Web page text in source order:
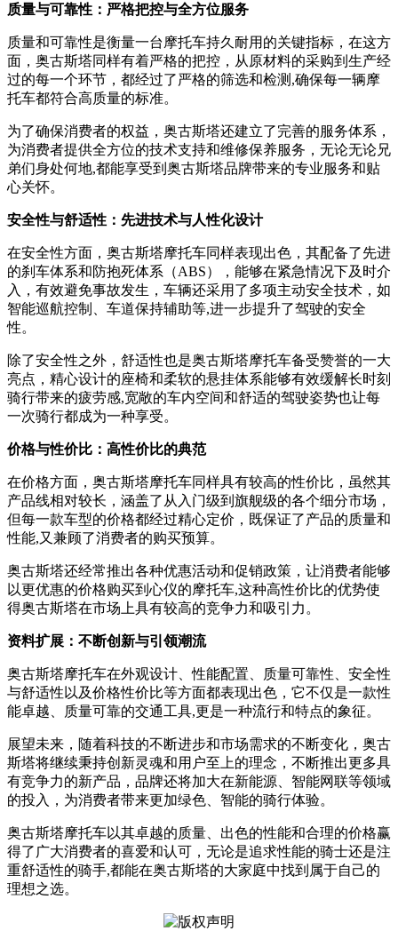
质量与可靠性：严格把控与全方位服务
质量和可靠性是衡量一台摩托车持久耐用的关键指标，在这方
面，奥古斯塔同样有着严格的把控，从原材料的采购到生产经
过的每一个环节，都经过了严格的筛选和检测,确保每一辆摩
托车都符合高质量的标准。
为了确保消费者的权益，奥古斯塔还建立了完善的服务体系，
为消费者提供全方位的技术支持和维修保养服务，无论无论兄
弟们身处何地,都能享受到奥古斯塔品牌带来的专业服务和贴
心关怀。
安全性与舒适性：先进技术与人性化设计
在安全性方面，奥古斯塔摩托车同样表现出色，其配备了先进
的刹车体系和防抱死体系（ABS），能够在紧急情况下及时介
入，有效避免事故发生，车辆还采用了多项主动安全技术，如
智能巡航控制、车道保持辅助等,进一步提升了驾驶的安全
性。
除了安全性之外，舒适性也是奥古斯塔摩托车备受赞誉的一大
亮点，精心设计的座椅和柔软的悬挂体系能够有效缓解长时刻
骑行带来的疲劳感,宽敞的车内空间和舒适的驾驶姿势也让每
一次骑行都成为一种享受。
价格与性价比：高性价比的典范
在价格方面，奥古斯塔摩托车同样具有较高的性价比，虽然其
产品线相对较长，涵盖了从入门级到旗舰级的各个细分市场，
但每一款车型的价格都经过精心定价，既保证了产品的质量和
性能,又兼顾了消费者的购买预算。
奥古斯塔还经常推出各种优惠活动和促销政策，让消费者能够
以更优惠的价格购买到心仪的摩托车,这种高性价比的优势使
得奥古斯塔在市场上具有较高的竞争力和吸引力。
资料扩展：不断创新与引领潮流
奥古斯塔摩托车在外观设计、性能配置、质量可靠性、安全性
与舒适性以及价格性价比等方面都表现出色，它不仅是一款性
能卓越、质量可靠的交通工具,更是一种流行和特点的象征。
展望未来，随着科技的不断进步和市场需求的不断变化，奥古
斯塔将继续秉持创新灵魂和用户至上的理念，不断推出更多具
有竞争力的新产品，品牌还将加大在新能源、智能网联等领域
的投入，为消费者带来更加绿色、智能的骑行体验。
奥古斯塔摩托车以其卓越的质量、出色的性能和合理的价格赢
得了广大消费者的喜爱和认可，无论是追求性能的骑士还是注
重舒适性的骑手,都能在奥古斯塔的大家庭中找到属于自己的
理想之选。